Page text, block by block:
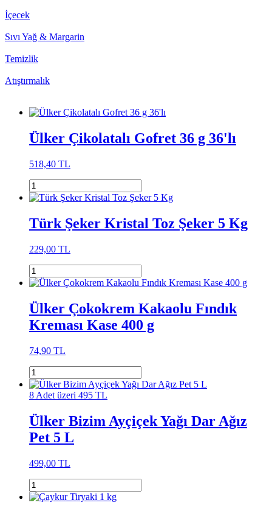
İçecek
Sıvı Yağ & Margarin
Temizlik
Atıştırmalık
Ülker Çikolatalı Gofret 36 g 36'lı
518,40 TL
Türk Şeker Kristal Toz Şeker 5 Kg
229,00 TL
Ülker Çokokrem Kakaolu Fındık
Kreması Kase 400 g
74,90 TL
8 Adet üzeri 495 TL
Ülker Bizim Ayçiçek Yağı Dar Ağız
Pet 5 L
499,00 TL